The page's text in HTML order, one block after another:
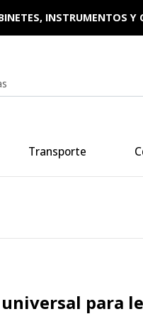
Transporte
INSTRUMENTOS
para